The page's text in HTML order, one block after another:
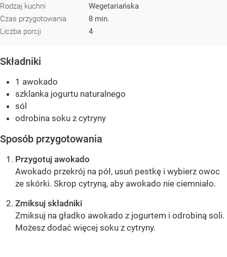
Rodzaj kuchni
Wegetariańska
Czas przygotowania
8 min.
Liczba porcji
4
Składniki
1 awokado
szklanka jogurtu naturalnego
sól
odrobina soku z cytryny
Sposób przygotowania
Przygotuj awokado
Awokado przekrój na pół, usuń pestkę i wybierz owoc
ze skórki. Skrop cytryną, aby awokado nie ciemniało.
Zmiksuj składniki
Zmiksuj na gładko awokado z jogurtem i odrobiną soli.
Możesz dodać więcej soku z cytryny.